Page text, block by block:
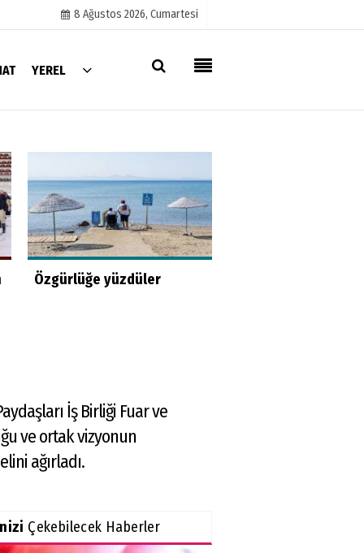
8 Ağustos 2026, Cumartesi
YEREL
İletişim
Çerez Politikası
Gizlilik İlkeleri
Özgürlüğe yüzdüler
İş Birliği Fuar ve
ve ortak vizyonun
ağırladı.
Çekebilecek Haberler